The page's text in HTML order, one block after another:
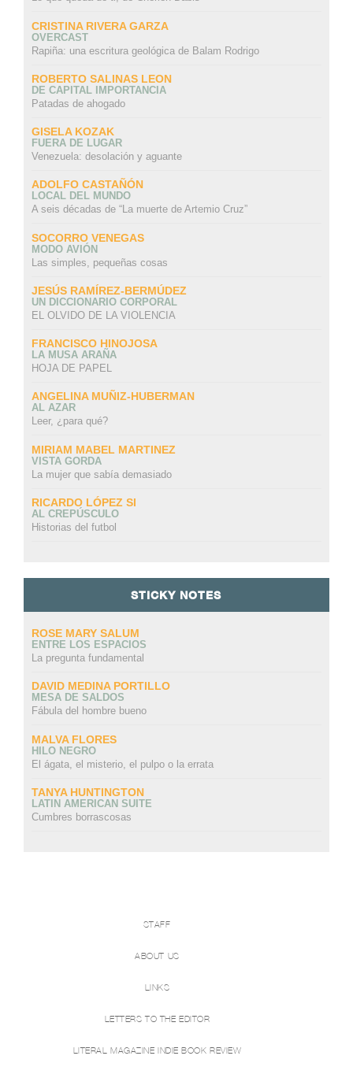
CRISTINA RIVERA GARZA
OVERCAST
Rapiña: una escritura geológica de Balam Rodrigo
ROBERTO SALINAS LEON
DE CAPITAL IMPORTANCIA
Patadas de ahogado
GISELA KOZAK
FUERA DE LUGAR
Venezuela: desolación y aguante
ADOLFO CASTAÑÓN
LOCAL DEL MUNDO
A seis décadas de “La muerte de Artemio Cruz”
SOCORRO VENEGAS
MODO AVIÓN
Las simples, pequeñas cosas
JESÚS RAMÍREZ-BERMÚDEZ
UN DICCIONARIO CORPORAL
EL OLVIDO DE LA VIOLENCIA
FRANCISCO HINOJOSA
LA MUSA ARAÑA
HOJA DE PAPEL
ANGELINA MUÑIZ-HUBERMAN
AL AZAR
Leer, ¿para qué?
MIRIAM MABEL MARTINEZ
VISTA GORDA
La mujer que sabía demasiado
RICARDO LÓPEZ SI
AL CREPÚSCULO
Historias del futbol
STICKY NOTES
ROSE MARY SALUM
ENTRE LOS ESPACIOS
La pregunta fundamental
DAVID MEDINA PORTILLO
MESA DE SALDOS
Fábula del hombre bueno
MALVA FLORES
HILO NEGRO
El ágata, el misterio, el pulpo o la errata
TANYA HUNTINGTON
LATIN AMERICAN SUITE
Cumbres borrascosas
STAFF
ABOUT US
LINKS
LETTERS TO THE EDITOR
LITERAL MAGAZINE INDIE BOOK REVIEW